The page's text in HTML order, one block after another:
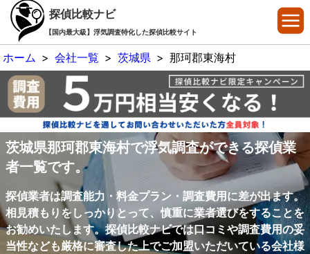
探偵比較ナビ
【国内最大級】浮気調査特化した探偵比較サイト
ホーム > 会社一覧 > 茨城県 > 那珂郡東海村
茨城県那珂郡東海村で浮気調査ができる探偵業
者一覧です。
探偵業者は調査能力・料金プラン・調査費用に差が出ます。
相見積もりをしっかりとって、慎重に業者選びをすることを
お勧めいたします。探偵比較ナビでは口コミや調査費用の妥
当性なども厳格に審査した上でご加盟いただいている会社様